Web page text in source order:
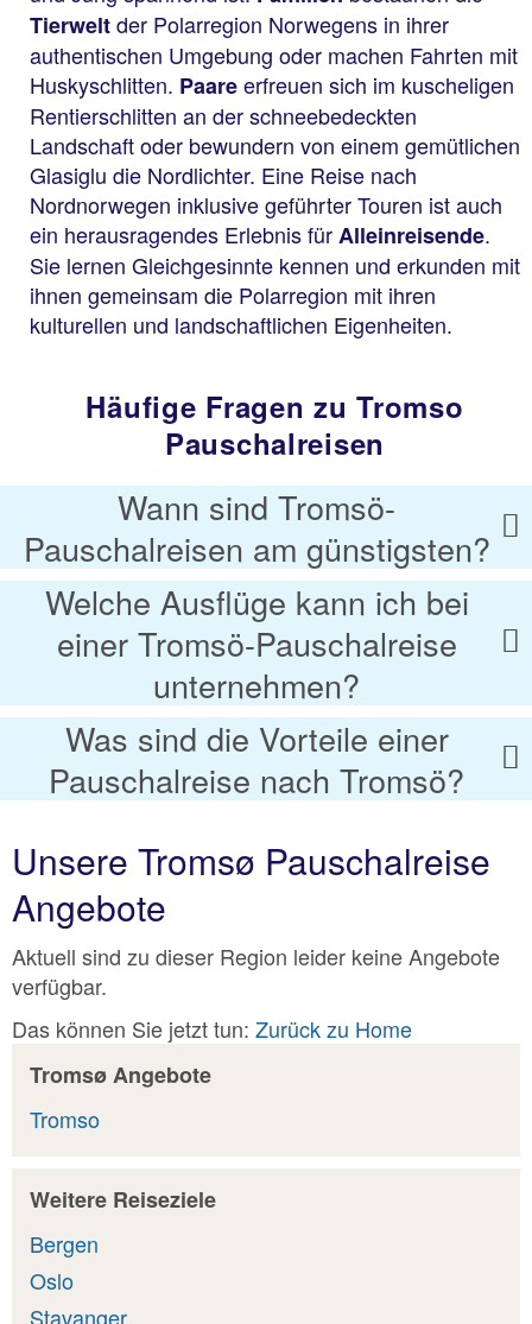
Tierweltder Polarregion Norwegens in ihrer
authentischen Umgebung oder machen Fahrten mit
Huskyschlitten. Paareerfreuen sich im kuscheligen
Rentierschlitten an der schneebedeckten
Landschaft oder bewundern von einem gemütlichen
Glasiglu die Nordlichter. Eine Reise nach
Nordnorwegen inklusive geführter Touren ist auch
ein herausragendes Erlebnis fürAlleinreisende.
Sie lernen Gleichgesinnte kennen und erkunden mit
ihnen gemeinsam die Polarregion mit ihren
kulturellen und landschaftlichen Eigenheiten.
Häufige Fragen zu Tromso
Pauschalreisen
Wann sind Tromsö-
Pauschalreisen am günstigsten?
Welche Ausflüge kann ich bei
einer Tromsö-Pauschalreise
unternehmen?
Was sind die Vorteile einer
Pauschalreise nach Tromsö?
Unsere Tromsø Pauschalreise
Angebote
Aktuell sind zu dieser Region leider keine Angebote
verfügbar.
Das können Sie jetzt tun: Zurück zu Home
Tromsø Angebote
Tromso
Weitere Reiseziele
Bergen
Oslo
Stavanger